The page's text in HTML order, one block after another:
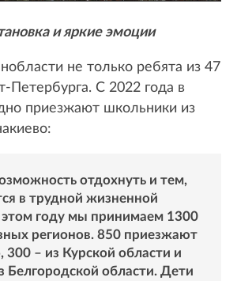
и яркие эмоции
не только ребята из 47
Петербурга. С 2022 года в
приезжают школьники из
отдохнуть и тем,
в трудной жизненной
этом году мы принимаем 1300
регионов. 850 приезжают
300 – из Курской области и
Белгородской области. Дети